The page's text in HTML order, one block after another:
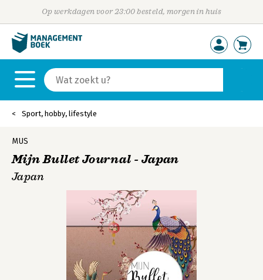
Op werkdagen voor 23:00 besteld, morgen in huis
Sport, hobby, lifestyle
MUS
Mijn Bullet Journal - Japan
Japan